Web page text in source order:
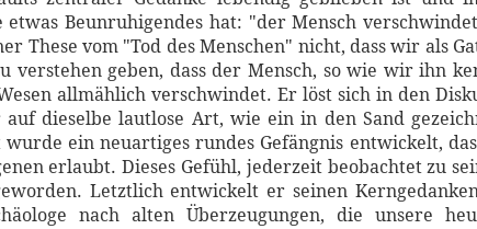
Beunruhigendes hat: "der Mensch
These vom "Tod des Menschen" nicht, dass wir als
geben, dass der Mensch, so wie wir ihn
allmählich verschwindet. Er löst sich in den
dieselbe lautlose Art, wie ein in den Sand
ein neuartiges rundes Gefängnis entwickelt,
erlaubt. Dieses Gefühl, jederzeit beobachtet zu
Letztlich entwickelt er seinen
nach alten Überzeugungen, die unsere